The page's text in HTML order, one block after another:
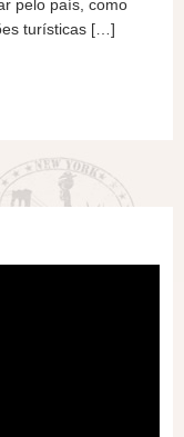
pelo país, como
turísticas […]